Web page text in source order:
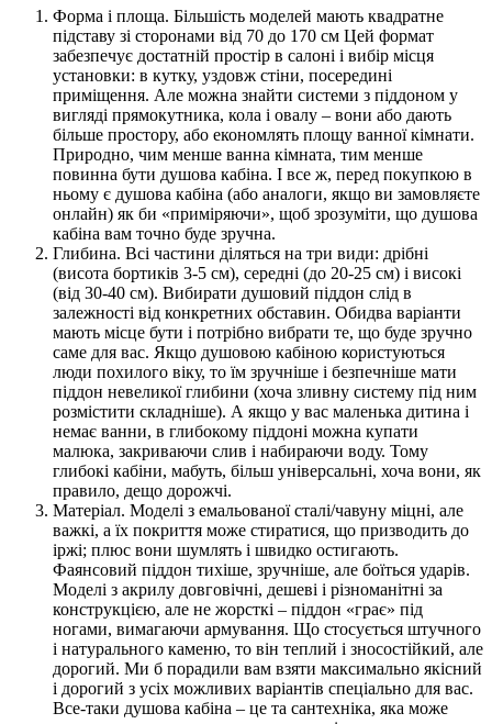
Форма і площа. Більшість моделей мають квадратне
підставу зі сторонами від 70 до 170 см Цей формат
забезпечує достатній простір в салоні і вибір місця
установки: в кутку, уздовж стіни, посередині
приміщення. Але можна знайти системи з піддоном у
вигляді прямокутника, кола і овалу – вони або дають
більше простору, або економлять площу ванної кімнати.
Природно, чим менше ванна кімната, тим менше
повинна бути душова кабіна. І все ж, перед покупкою в
ньому є душова кабіна (або аналоги, якщо ви замовляєте
онлайн) як би «приміряючи», щоб зрозуміти, що душова
кабіна вам точно буде зручна.
Глибина. Всі частини діляться на три види: дрібні
(висота бортиків 3-5 см), середні (до 20-25 см) і високі
(від 30-40 см). Вибирати душовий піддон слід в
залежності від конкретних обставин. Обидва варіанти
мають місце бути і потрібно вибрати те, що буде зручно
саме для вас. Якщо душовою кабіною користуються
люди похилого віку, то їм зручніше і безпечніше мати
піддон невеликої глибини (хоча зливну систему під ним
розмістити складніше). А якщо у вас маленька дитина і
немає ванни, в глибокому піддоні можна купати
малюка, закриваючи слив і набираючи воду. Тому
глибокі кабіни, мабуть, більш універсальні, хоча вони, як
правило, дещо дорожчі.
Матеріал. Моделі з емальованої сталі/чавуну міцні, але
важкі, а їх покриття може стиратися, що призводить до
іржі; плюс вони шумлять і швидко остигають.
Фаянсовий піддон тихіше, зручніше, але боїться ударів.
Моделі з акрилу довговічні, дешеві і різноманітні за
конструкцією, але не жорсткі – піддон «грає» під
ногами, вимагаючи армування. Що стосується штучного
і натурального каменю, то він теплий і зносостійкий, але
дорогий. Ми б порадили вам взяти максимально якісний
і дорогий з усіх можливих варіантів спеціально для вас.
Все-таки душова кабіна – це та сантехніка, яка може